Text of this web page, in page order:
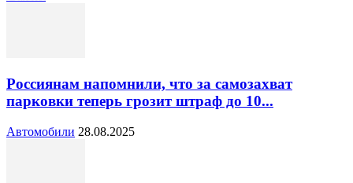
Россиянам напомнили, что за самозахват
парковки теперь грозит штраф до 10...
Автомобили 28.08.2025